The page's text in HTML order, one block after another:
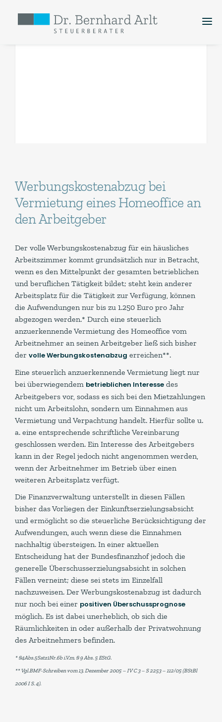
Werbungskostenabzug bei
Vermietung eines Homeoffice an
den Arbeitgeber
Der volle Werbungskostenabzug für ein häusliches
Arbeitszimmer kommt grundsätzlich nur in Betracht,
wenn es den Mittelpunkt der gesamten betrieblichen
und beruflichen Tätigkeit bildet; steht kein anderer
Arbeitsplatz für die Tätigkeit zur Verfügung, können
die Aufwendungen nur bis zu 1.250 Euro pro Jahr
abgezogen werden.* Durch eine steuerlich
anzuerkennende Vermietung des Homeoffice vom
Arbeitnehmer an seinen Arbeitgeber ließ sich bisher
der volle Werbungskostenabzug erreichen**.
Eine steuerlich anzuerkennende Vermietung liegt nur
bei überwiegendem betrieblichen Interesse des
Arbeitgebers vor, sodass es sich bei den Mietzahlungen
nicht um Arbeitslohn, sondern um Einnahmen aus
Vermietung und Verpachtung handelt. Hierfür sollte u.
a. eine entsprechende schriftliche Vereinbarung
geschlossen werden. Ein Interesse des Arbeitgebers
kann in der Regel jedoch nicht angenommen werden,
wenn der Arbeitnehmer im Betrieb über einen
weiteren Arbeitsplatz verfügt.
Die Finanzverwaltung unterstellt in diesen Fällen
bisher das Vorliegen der Einkunftserzielungsabsicht
und ermöglicht so die steuerliche Berücksichtigung der
Aufwendungen, auch wenn diese die Einnahmen
nachhaltig übersteigen. In einer aktuellen
Entscheidung hat der Bundesfinanzhof jedoch die
generelle Überschusserzielungsabsicht in solchen
Fällen verneint; diese sei stets im Einzelfall
nachzuweisen. Der Werbungskostenabzug ist dadurch
nur noch bei einer positiven Überschussprognose
möglich. Es ist dabei unerheblich, ob sich die
Räumlichkeiten in oder außerhalb der Privatwohnung
des Arbeitnehmers befinden.
* §4Abs.5Satz1Nr.6b i.V.m. § 9 Abs. 5 EStG.
** Vgl.BMF-Schreiben vom 13. Dezember 2005 – IV C 3 – S 2253 – 112/05 (BStBl
2006 I S. 4).